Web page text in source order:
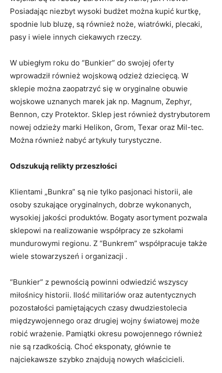
Posiadając niezbyt wysoki budżet można kupić kurtkę,
spodnie lub bluzę, są również noże, wiatrówki, plecaki,
pasy i wiele innych ciekawych rzeczy.
W ubiegłym roku do “Bunkier” do swojej oferty
wprowadził również wojskową odzież dziecięcą. W
sklepie można zaopatrzyć się w oryginalne obuwie
wojskowe uznanych marek jak np. Magnum, Zephyr,
Bennon, czy Protektor. Sklep jest również dystrybutorem
nowej odzieży marki Helikon, Grom, Texar oraz Mil-tec.
Można również nabyć artykuły turystyczne.
Odszukują relikty przeszłości
Klientami „Bunkra” są nie tylko pasjonaci historii, ale
osoby szukające oryginalnych, dobrze wykonanych,
wysokiej jakości produktów. Bogaty asortyment pozwala
sklepowi na realizowanie współpracy ze szkołami
mundurowymi regionu. Z “Bunkrem” współpracuje także
wiele stowarzyszeń i organizacji .
“Bunkier” z pewnością powinni odwiedzić wszyscy
miłośnicy historii. Ilość militariów oraz autentycznych
pozostałości pamiętających czasy dwudziestolecia
międzywojennego oraz drugiej wojny światowej może
robić wrażenie. Pamiątki okresu powojennego również
nie są rzadkością. Choć eksponaty, głównie te
najciekawsze szybko znajdują nowych właścicieli.